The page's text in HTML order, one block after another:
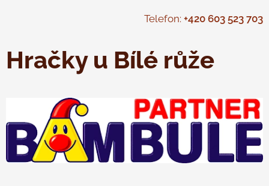
Telefon: +420 603 523 703
Hračky u Bílé růže